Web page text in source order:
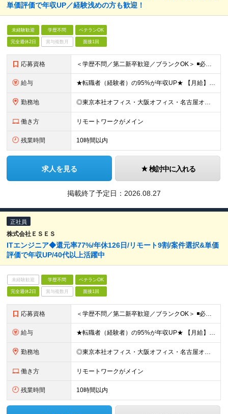
単価評価で年収UP／経験浅めの方も歓迎！
未経験歓迎 学歴不問 ベテランOK
完全週休2日 賞与複数月 面接1回
応募資格 ＜学歴不問／第二新卒歓迎／ブランクOK＞ ◾️必須スキル IT業界での何らかの実務経験をお持ちの方（10ヶ月以上） ◎担当フェーズ・使用言語・開発環境・経験年数・雇用形態などは一切問いません！ ◎ブ
給与 ★転職者（経験者）の95%が年収UP★ 【月給】 25万円～80万円（みなし残業代含む） ※経験・能力・キャリアの希望を考慮し、前職よりも給与がアップする案件アサインに努めます。 ※月給にみなし残業
勤務地 ◎東京本社オフィス・大阪オフィス・名古屋オフィス・福岡オフィス ◎首都圏・関西圏・名古屋・福岡のクライアント先 ※希望を考慮いたします。 ※会社都合の転勤はありません（100％エンジニアに選択権があ
働き方 リモートワークがメイン
残業時間 10時間以内
求人を見る 検討中に入れる
掲載終了予定日： 2026.08.27
正社員
株式会社ＥＳＥＳ
ITエンジニア◆還元率77%/年休126日/リモート9割/案件選択&単価
評価で年収UP/40代以上活躍中
未経験歓迎 学歴不問 ベテランOK
完全週休2日 賞与複数月 面接1回
応募資格 ＜学歴不問／第二新卒歓迎／ブランクOK＞ ◾️必須スキル IT業界での何らかの実務経験が3年以上ある方 ◎担当フェーズ・使用言語・開発環境・経験年数・雇用形態などは一切問いません！ ◎ブランクがある
給与 ★転職者（経験者）の95%が年収UP★ 【月給】 月給35万円～80万円（みなし残業代含む） ※みなし残業代（月30時間分／66,465円～151,899円）を含む。超過分は追加支給。 ※経験・能力
勤務地 ◎東京本社オフィス・大阪オフィス・名古屋オフィス・福岡オフィス ◎首都圏・関西圏・名古屋・福岡のクライアント先 ※希望を考慮いたします。 ※会社都合の転勤はありません（100％エンジニアに選択権があ
働き方 リモートワークがメイン
残業時間 10時間以内